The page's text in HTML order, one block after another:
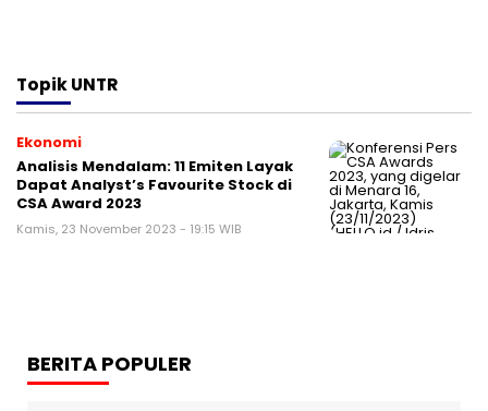
TopikUNTR
Ekonomi
Analisis Mendalam: 11 Emiten Layak
Dapat Analyst’s Favourite Stock di
CSA Award 2023
Kamis, 23 November 2023 - 19:15 WIB
BERITA POPULER